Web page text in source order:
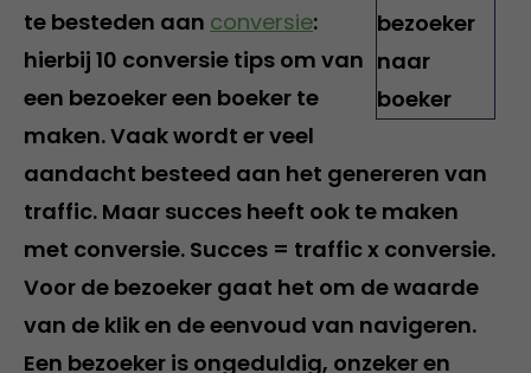
te besteden aan conversie:
hierbij 10 conversie tips om van
een bezoeker een boeker te
maken. Vaak wordt er veel
aandacht besteed aan het genereren van
traffic. Maar succes heeft ook te maken
met conversie. Succes = traffic x conversie.
Voor de bezoeker gaat het om de waarde
van de klik en de eenvoud van navigeren.
Een bezoeker is ongeduldig, onzeker en